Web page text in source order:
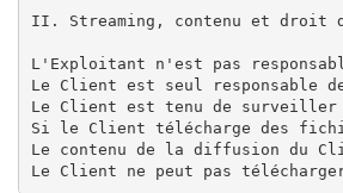
II. Streaming, contenu et droit
L'Exploitant n'est pas
Le Client est seul responsable
Le Client est tenu de surveiller
Si le Client télécharge des
Le contenu de la diffusion du
Le Client ne peut pas